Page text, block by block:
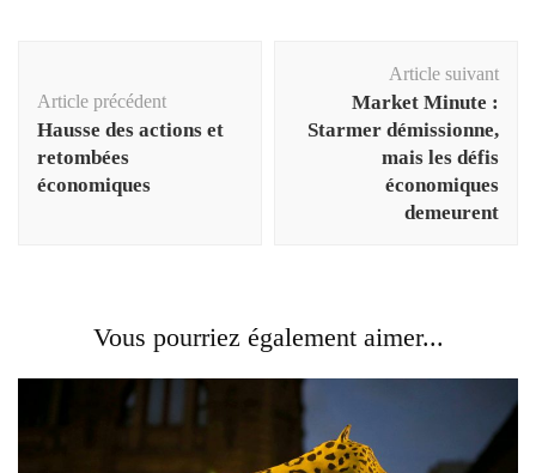
d'article
Article précédent
Hausse des actions et
retombées
économiques
Article suivant
Market Minute :
Starmer démissionne,
mais les défis
économiques
demeurent
Vous pourriez également aimer...